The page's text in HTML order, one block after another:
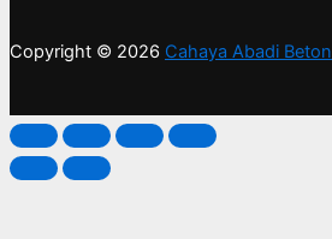
Copyright © 2026 Cahaya Abadi Beton